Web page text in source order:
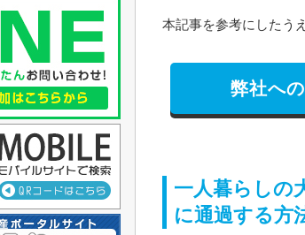
本記事を参考にしたう
弊社へ
一人暮らしの
に通過する方